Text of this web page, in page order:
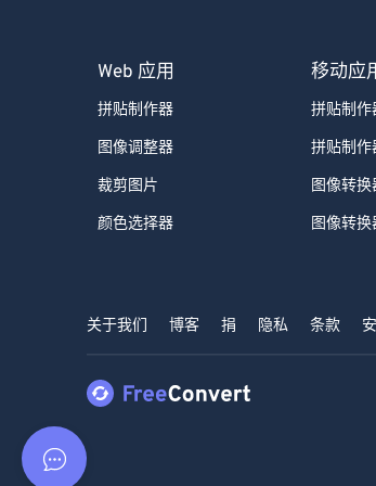
Web 应用
拼贴制作器
图像调整器
裁剪图片
颜色选择器
移动应
拼贴制
拼贴制作
图像转
图像转换
关于我们 博客 捐 隐私 条款